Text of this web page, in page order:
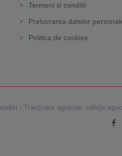
Termeni si conditii
Prelucrarea datelor
Politica de cookies
- Tractoare agricole, utilaje